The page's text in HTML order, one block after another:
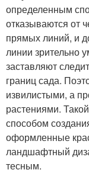
определенным
отказываются от
прямых линий, и
линии зрительно
заставляют
границ сада.
извилистыми, а
растениями.
способом
оформленные
ландшафтный
тесным.